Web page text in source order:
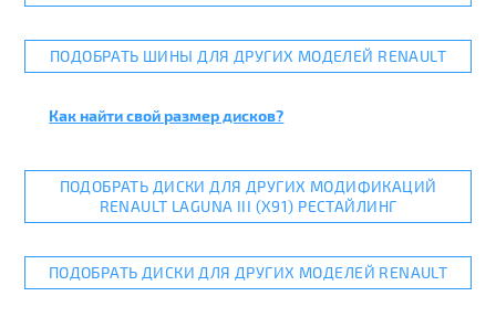
ПОДОБРАТЬ ШИНЫ ДЛЯ ДРУГИХ МОДЕЛЕЙ RENAULT
Как найти свой размер дисков?
ПОДОБРАТЬ ДИСКИ ДЛЯ ДРУГИХ МОДИФИКАЦИЙ
RENAULT LAGUNA III (X91) РЕСТАЙЛИНГ
ПОДОБРАТЬ ДИСКИ ДЛЯ ДРУГИХ МОДЕЛЕЙ RENAULT